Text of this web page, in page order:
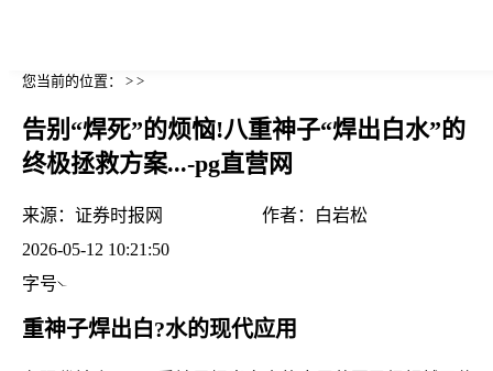
您当前的位置： > >
告别“焊死”的烦恼!八重神子“焊出白水”的
终极拯救方案...-pg直营网
来源： 证券时报网 作者：
白岩松
2026-05-12 10:21:50
字号
重神子焊出白?水的现代应用